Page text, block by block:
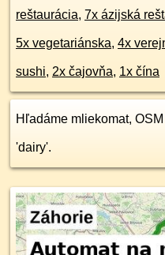
reštaurácia, 7x ázijská
5x vegetariánska, 4x
sushi, 2x čajovňa, 1x čína
Hľadáme mliekomat,
'dairy'.